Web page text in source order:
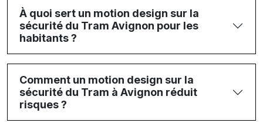
À quoi sert un motion design sur la
sécurité du Tram Avignon pour les
habitants ?
Comment un motion design sur la
sécurité du Tram à Avignon réduit
risques ?